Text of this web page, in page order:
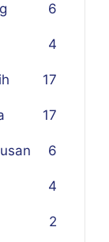
6
4
17
17
6
4
2